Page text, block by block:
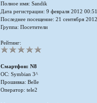
Полное имя: Sandik
Дата регистрации: 9 февраля 2012 00:51
Последнее посещение: 21 сентября
Группа: Посетители
Рейтинг:
Смартфон: N8
ОС: Symbian 3^
Прошивка: Belle
Оператор: tele2